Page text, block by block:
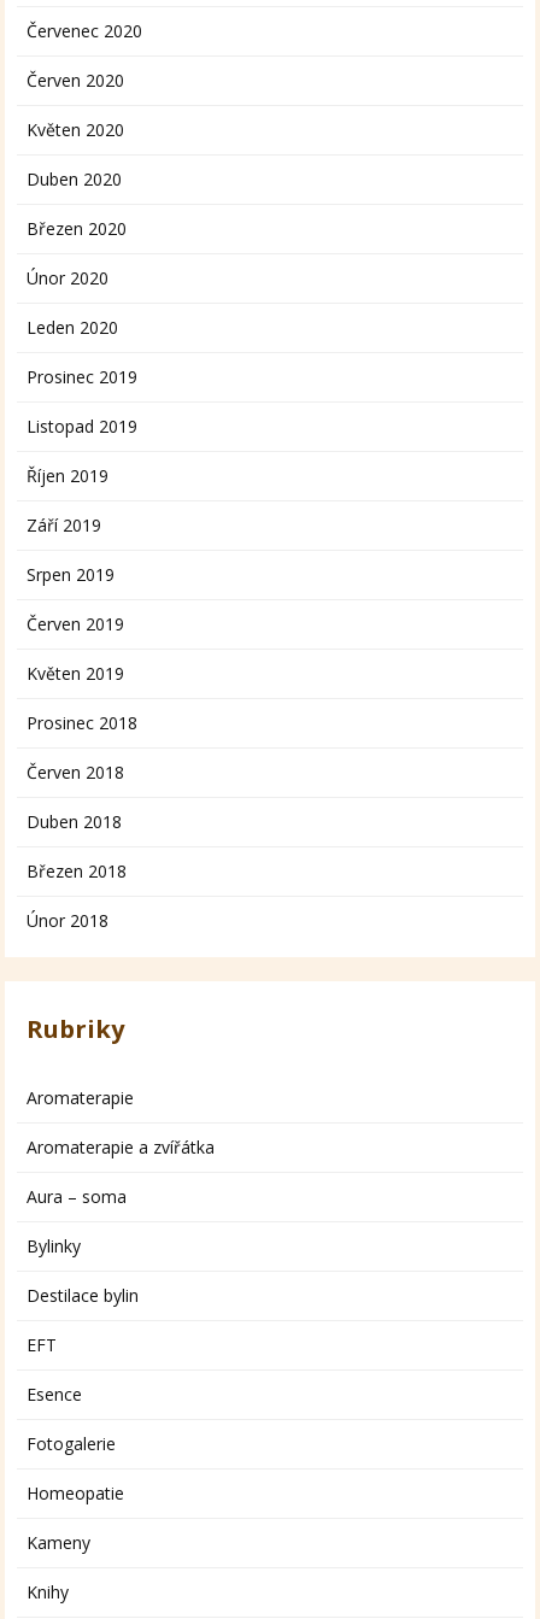
Červenec 2020
Červen 2020
Květen 2020
Duben 2020
Březen 2020
Únor 2020
Leden 2020
Prosinec 2019
Listopad 2019
Říjen 2019
Září 2019
Srpen 2019
Červen 2019
Květen 2019
Prosinec 2018
Červen 2018
Duben 2018
Březen 2018
Únor 2018
Rubriky
Aromaterapie
Aromaterapie a zvířátka
Aura – soma
Bylinky
Destilace bylin
EFT
Esence
Fotogalerie
Homeopatie
Kameny
Knihy